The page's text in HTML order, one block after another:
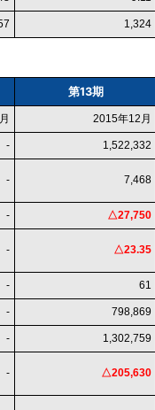
1,324
第13期
2015年12月
- 1,522,332
- 7,468
- △27,750
- △23.35
- 61
- 798,869
- 1,302,759
- △205,630